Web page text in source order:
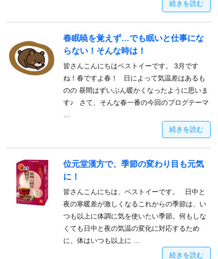
続きを読む
春眠暁を覚えず…でも眠いと仕事にな
らない！そんな時は！
皆さんこんにちはベストイーです。 3月です
ね！春ですよ春！ 日によって気温差はあるも
のの 昼間はずいぶん暖かくなったように思いま
す♪ さて、そんな春一番の今回のブログテーマ
続きを読む
位元堂漢方で、季節の変わり目も元気
に！
皆さんこんにちは、ベストイーです。 日中と
夜の寒暖差が激しくなるこれからの季節は、い
つも以上に体調に気を使いたい季節。何もしな
くても日中と夜の気温の変化に対応するため
に、体はいつも以上に …
続きを読む